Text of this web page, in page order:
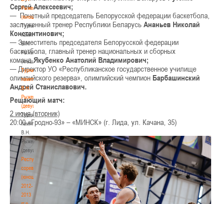
Рыженкова
(юноши)
Турнир
памяти
В.Н.
Рыженкова
(юноши)
Турнир
памяти
В.Н.
Рыженкова
(девушки)
Турнир
памяти
В.Н.
Рыженкова
(девушки)
Республиканские
соревнования
(юноши)
2012-
2013
Сергей Алексеевич;
— Почетный председатель Белорусской федерации баскетбола,
заслуженный тренер Республики Беларусь Ананьев Николай
Константинович;
— Заместитель председателя Белорусской федерации
баскетбола, главный тренер национальных и сборных
командЯкубенко Анатолий Владимирович;
— Директор УО «Республиканское государственное училище
олимпийского резерва», олимпийский чемпион Барбашинский
Андрей Станиславович.
Рещающий матч:
2 июня (вторник)
20:00 «Гродно-93» – «МИНСК» (г. Лида, ул. Качана, 35)